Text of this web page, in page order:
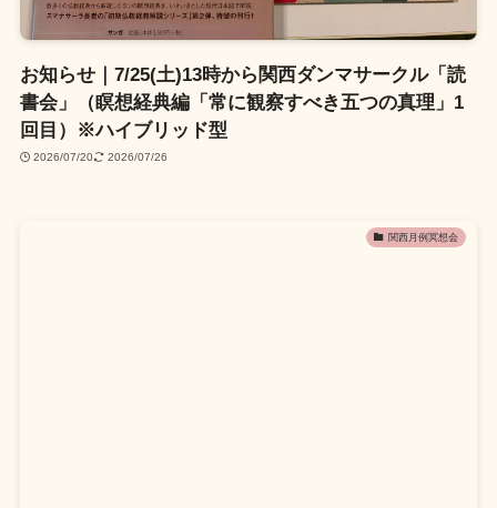
お知らせ｜7/25(土)13時から関西ダンマサークル「読
書会」（瞑想経典編「常に観察すべき五つの真理」1
回目）※ハイブリッド型
2026/07/20 2026/07/26
関西月例冥想会